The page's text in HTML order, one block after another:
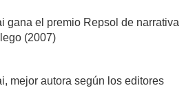
gana el premio Repsol de narrativa
(2007)
mejor autora según los editores